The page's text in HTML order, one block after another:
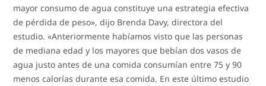
mayor consumo de agua constituye una estrategia efectiva
de pérdida de peso», dijo Brenda Davy, directora del
estudio. «Anteriormente habíamos visto que las personas
de mediana edad y los mayores que bebían dos vasos de
agua justo antes de una comida consumían entre 75 y 90
menos calorías durante esa comida. En este último estudio